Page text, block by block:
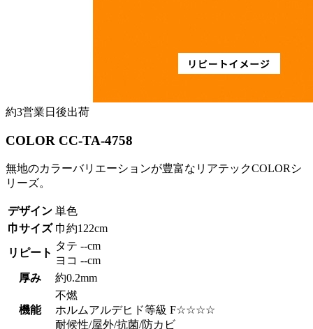
約3営業日後出荷
COLOR CC-TA-4758
無地のカラーバリエーションが豊富なリアテックCOLORシ
リーズ。
デザイン 単色
巾サイズ 巾約122cm
リピート
タテ --cm
ヨコ --cm
厚み
約0.2mm
機能
不燃
ホルムアルデヒド等級 F☆☆☆☆
耐候性/屋外/抗菌/防カビ